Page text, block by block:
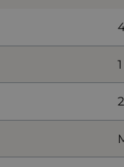
1
2